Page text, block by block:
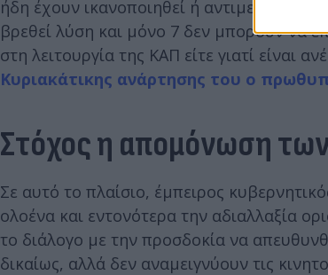
ήδη έχουν ικανοποιηθεί ή
βρεθεί λύση και μόνο 7 δεν μπορούν να
στη λειτουργία της ΚΑΠ είτε γιατί είναι
Κυριακάτικης ανάρτησης του ο
Στόχος η απομόνωση
Σε αυτό το πλαίσιο, έμπειρος
ολοένα και εντονότερα την αδιαλλαξία
το διάλογο με την προσδοκία να
δικαίως, αλλά δεν αναμειγνύουν τις